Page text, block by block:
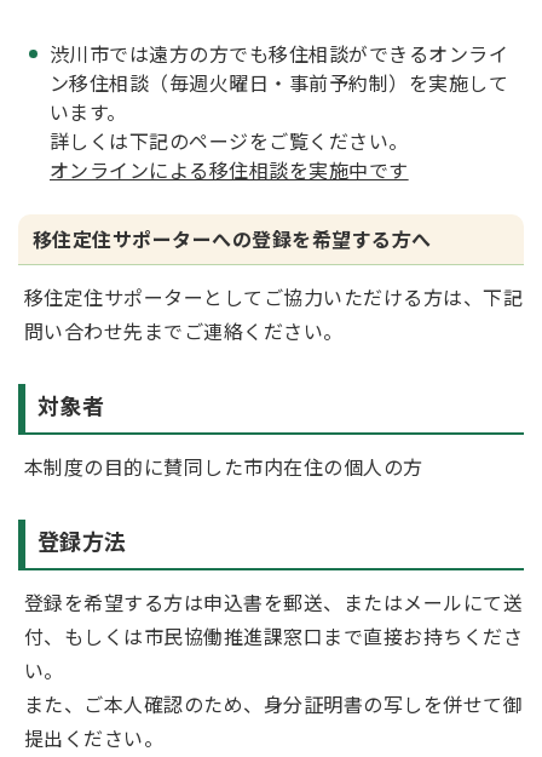
渋川市では遠方の方でも移住相談ができるオンライ
ン移住相談（毎週火曜日・事前予約制）を実施して
います。
詳しくは下記のページをご覧ください。
オンラインによる移住相談を実施中です
移住定住サポーターへの登録を希望する方へ
移住定住サポーターとしてご協力いただける方は、下記
問い合わせ先までご連絡ください。
対象者
本制度の目的に賛同した市内在住の個人の方
登録方法
登録を希望する方は申込書を郵送、またはメールにて送
付、もしくは市民協働推進課窓口まで直接お持ちくださ
い。
また、ご本人確認のため、身分証明書の写しを併せて御
提出ください。